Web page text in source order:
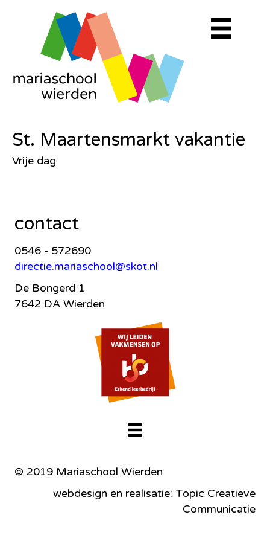
St. Maartensmarkt vakantie
Vrije dag
contact
0546 - 572690
directie.mariaschool@skot.nl
De Bongerd 1
7642 DA Wierden
© 2019 Mariaschool Wierden
webdesign en realisatie: Topic Creatieve
Communicatie